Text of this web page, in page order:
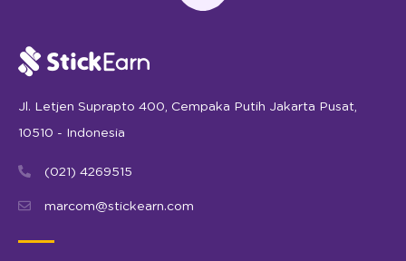
Jl. Letjen Suprapto 400, Cempaka Putih Jakarta Pusat,
10510 - Indonesia
(021) 4269515
marcom@stickearn.com